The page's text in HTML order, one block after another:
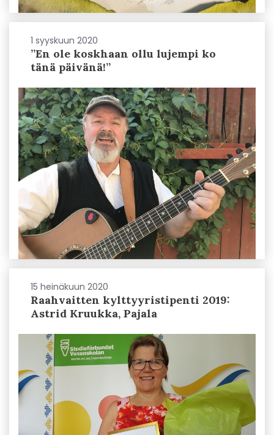
1 syyskuun 2020
”En ole koskhaan ollu lujempi ko
tänä päivänä!”
15 heinäkuun 2020
Raahvaitten kylttyyristipenti 2019:
Astrid Kruukka, Pajala